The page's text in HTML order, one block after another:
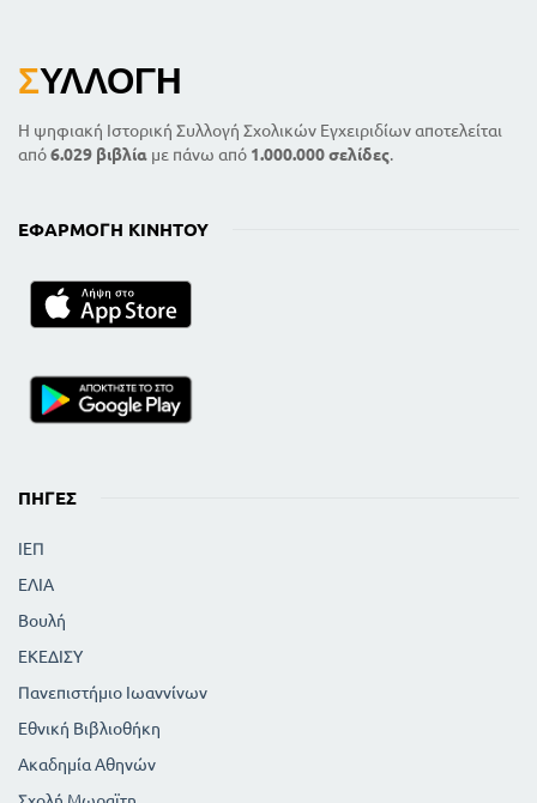
ΣΥΛΛΟΓΉ
Η ψηφιακή Ιστορική Συλλογή Σχολικών Εγχειριδίων αποτελείται
από6.029 βιβλία με πάνω από 1.000.000 σελίδες.
ΕΦΑΡΜΟΓΉ ΚΙΝΗΤΟΎ
ΠΗΓΈΣ
ΙΕΠ
ΕΛΙΑ
Βουλή
ΕΚΕΔΙΣΥ
Πανεπιστήμιο Ιωαννίνων
Εθνική Βιβλιοθήκη
Ακαδημία Αθηνών